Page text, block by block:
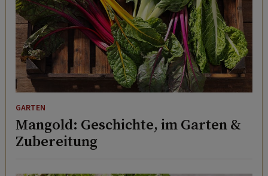
GARTEN
Mangold: Geschichte, im Garten &
Zubereitung